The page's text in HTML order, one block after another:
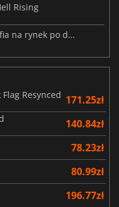
Rising
Forsaken Realms: Vahrin’s Call trafia na rynek po dziesięciu latach prac
Resynced 171.25zł
140.84zł
78.23zł
80.99zł
196.77zł